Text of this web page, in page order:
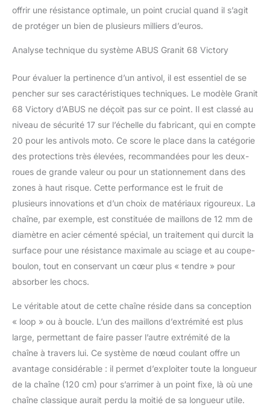
offrir une résistance optimale, un point crucial quand il s’agit
de protéger un bien de plusieurs milliers d’euros.
Analyse technique du système ABUS Granit 68 Victory
Pour évaluer la pertinence d’un antivol, il est essentiel de se
pencher sur ses caractéristiques techniques. Le modèle Granit
68 Victory d’ABUS ne déçoit pas sur ce point. Il est classé au
niveau de sécurité 17 sur l’échelle du fabricant, qui en compte
20 pour les antivols moto. Ce score le place dans la catégorie
des protections très élevées, recommandées pour les deux-
roues de grande valeur ou pour un stationnement dans des
zones à haut risque. Cette performance est le fruit de
plusieurs innovations et d’un choix de matériaux rigoureux. La
chaîne, par exemple, est constituée de maillons de 12 mm de
diamètre en acier cémenté spécial, un traitement qui durcit la
surface pour une résistance maximale au sciage et au coupe-
boulon, tout en conservant un cœur plus « tendre » pour
absorber les chocs.
Le véritable atout de cette chaîne réside dans sa conception
« loop » ou à boucle. L’un des maillons d’extrémité est plus
large, permettant de faire passer l’autre extrémité de la
chaîne à travers lui. Ce système de nœud coulant offre un
avantage considérable : il permet d’exploiter toute la longueur
de la chaîne (120 cm) pour s’arrimer à un point fixe, là où une
chaîne classique aurait perdu la moitié de sa longueur utile.